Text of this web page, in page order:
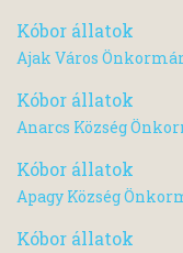
Kóbor állatok
Ajak Város
Kóbor állatok
Anarcs Község
Kóbor állatok
Apagy Község
Kóbor állatok